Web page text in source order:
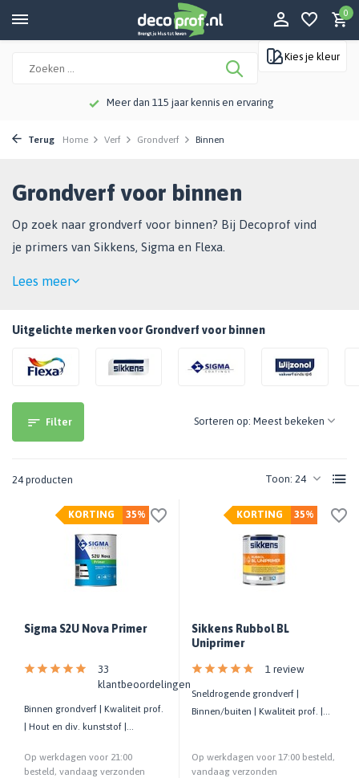
0
Kies je kleur
Meer dan 115 jaar kennis en ervaring
Terug Home Verf Grondverf Binnen
Grondverf voor binnen
Op zoek naar grondverf voor binnen? Bij Decoprof vind
je primers van Sikkens, Sigma en Flexa.
Lees meer
Uitgelichte merken voor Grondverf voor binnen
Filter
24 producten Toon:
Sorteren op:
35%
KORTING
Sigma S2U Nova Primer
33
klantbeoordelingen
Binnen grondverf | Kwaliteit prof.
| Hout en div. kunststof |
Op werkdagen voor 21:00
besteld, vandaag verzonden
35%
KORTING
Sikkens Rubbol BL
Uniprimer
1 review
Sneldrogende grondverf |
Binnen/buiten | Kwaliteit prof. |
Op werkdagen voor 17:00 besteld,
vandaag verzonden